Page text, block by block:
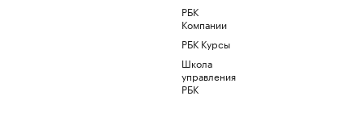
РБК
Компании
РБК Курсы
Школа
управления
РБК